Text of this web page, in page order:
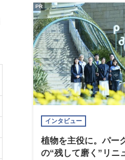
インタビュー
植物を主役に。パー
の“残して磨く”リニ
PR